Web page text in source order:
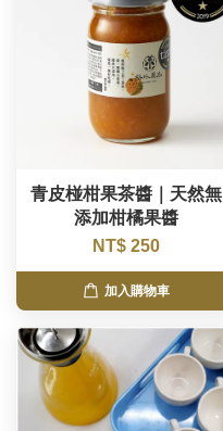
青皮椪柑果茶醬｜天然無
添加柑橘果醬
NT$ 250
加入購物車